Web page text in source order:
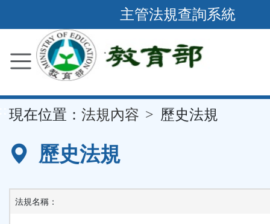
到
要
容
區
主管法規查詢系統
現在位置： 法規內容 歷史法規
歷史法規
法規名稱：